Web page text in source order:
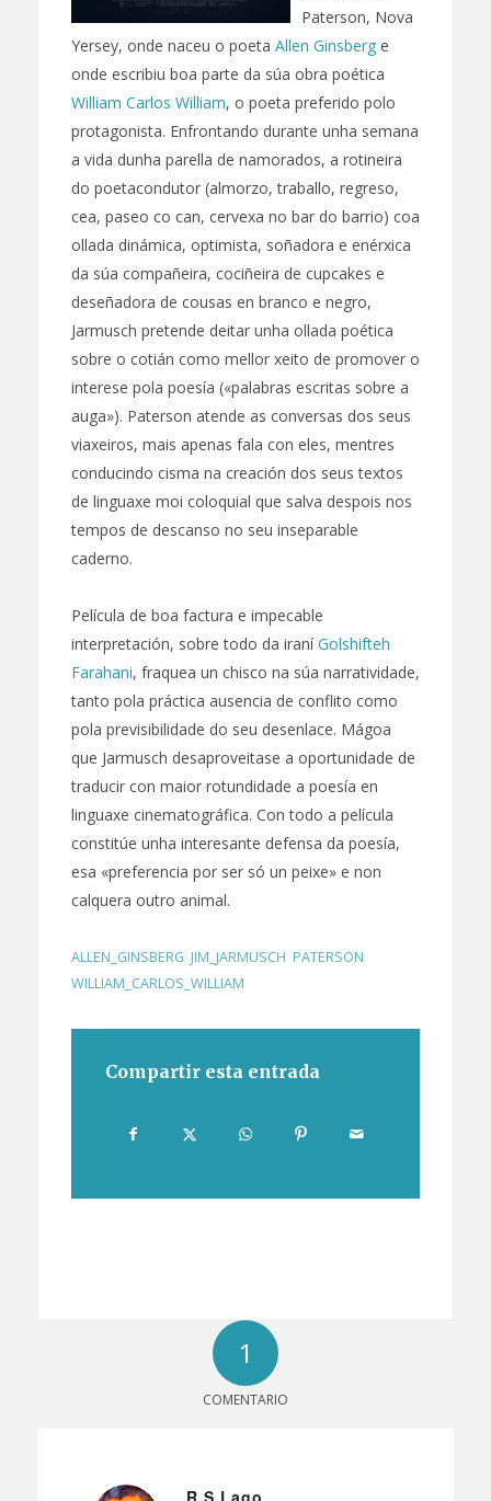
Paterson, Nova
Yersey, onde naceu o poeta Allen Ginsberge
onde escribiu boa parte da súa obra poética
William Carlos William, o poeta preferido polo
protagonista. Enfrontando durante unha semana
a vida dunha parella de namorados, a rotineira
do poetacondutor (almorzo, traballo, regreso,
cea, paseo co can, cervexa no bar do barrio) coa
ollada dinámica, optimista, soñadora e enérxica
da súa compañeira, cociñeira de cupcakes e
deseñadora de cousas en branco e negro,
Jarmusch pretende deitar unha ollada poética
sobre o cotián como mellor xeito de promover o
interese pola poesía («palabras escritas sobre a
auga»). Paterson atende as conversas dos seus
viaxeiros, mais apenas fala con eles, mentres
conducindo cisma na creación dos seus textos
de linguaxe moi coloquial que salva despois nos
tempos de descanso no seu inseparable
caderno.
Película de boa factura e impecable
interpretación, sobre todo da iraníGolshifteh
Farahani, fraquea un chisco na súa narratividade,
tanto pola práctica ausencia de conflito como
pola previsibilidade do seu desenlace. Mágoa
que Jarmusch desaproveitase a oportunidade de
traducir con maior rotundidade a poesía en
linguaxe cinematográfica. Con todo a película
constitúe unha interesante defensa da poesía,
esa «preferencia por ser só un peixe» e non
calquera outro animal.
ALLEN_GINSBERG JIM_JARMUSCH PATERSON
WILLIAM_CARLOS_WILLIAM
Compartir esta entrada
1
COMENTARIO
R.S.Lago